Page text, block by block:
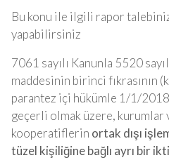
Bu konu ile ilgili rapor
yapabilirsiniz
7061 sayılı Kanunla 5520
maddesinin birinci fıkrasının
parantez içi hükümle 1/1/
geçerli olmak üzere, kurumlar
kooperatiflerin ortak dışı
tüzel kişiliğine bağlı ayrı bir